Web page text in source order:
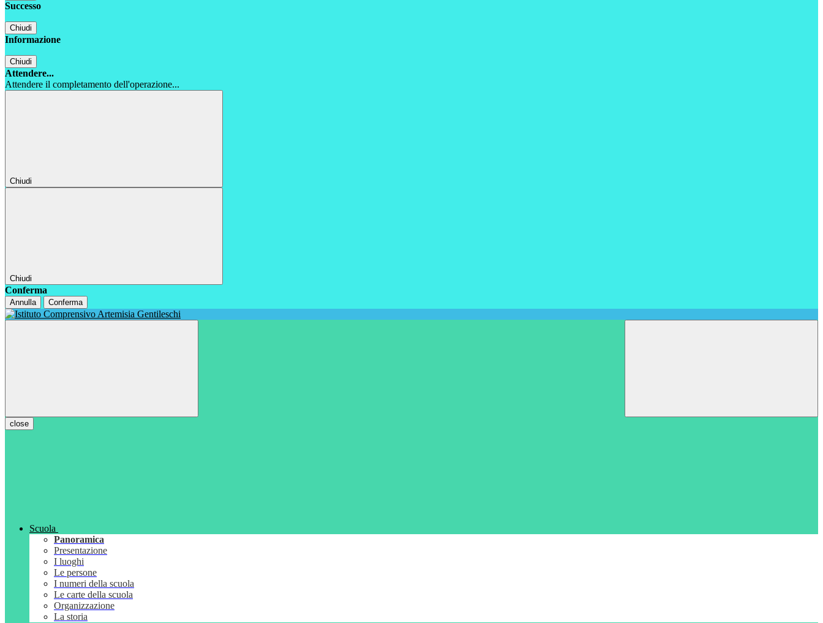
Successo
Chiudi
Informazione
Chiudi
Attendere...
Attendere il completamento dell'operazione...
Chiudi
Chiudi
Conferma
Annulla Conferma
close
Scuola
Panoramica
Presentazione
I luoghi
Le persone
I numeri della scuola
Le carte della scuola
Organizzazione
La storia